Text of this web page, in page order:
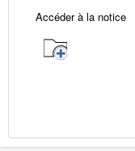
Accéder à la notice